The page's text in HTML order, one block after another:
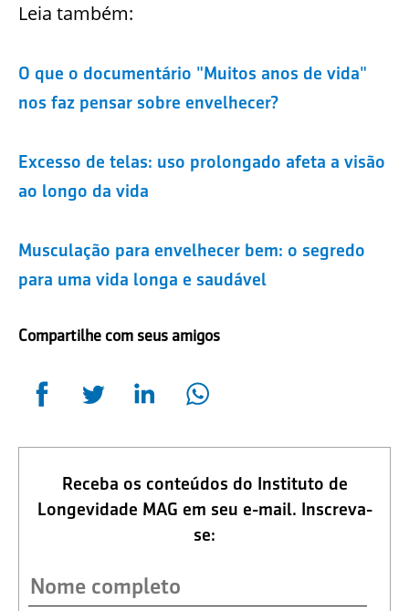
Leia também:
O que o documentário "Muitos anos de vida"
nos faz pensar sobre envelhecer?
Excesso de telas: uso prolongado afeta a visão
ao longo da vida
Musculação para envelhecer bem: o segredo
para uma vida longa e saudável
Compartilhe com seus amigos
Receba os conteúdos do Instituto de
Longevidade MAG em seu e-mail. Inscreva-
se: